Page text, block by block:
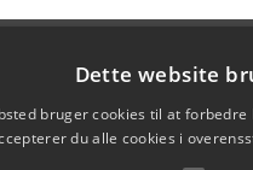
Dette website
bruger cookies til at
du alle cookies i